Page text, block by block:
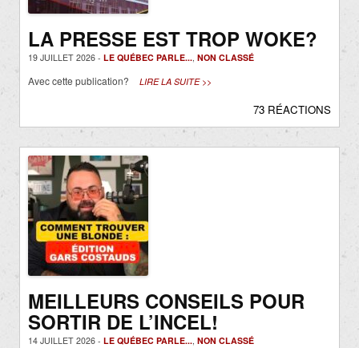
LA PRESSE EST TROP WOKE?
19 JUILLET 2026 - LE QUÉBEC PARLE..., NON CLASSÉ
Avec cette publication? LIRE LA SUITE >>
73 RÉACTIONS
MEILLEURS CONSEILS POUR
SORTIR DE L’INCEL!
14 JUILLET 2026 - LE QUÉBEC PARLE..., NON CLASSÉ